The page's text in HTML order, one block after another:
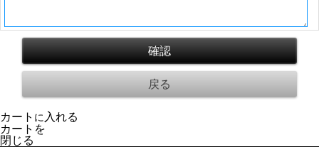
カート に入れる
カートを
閉じる